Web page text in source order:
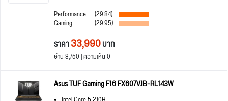
Performance
(29.84)
Gaming (29.95)
ราคา33,990บาท
อ่าน 8,750 | ความเห็น 0
Asus TUF Gaming F16 FX607VJB-RL143W